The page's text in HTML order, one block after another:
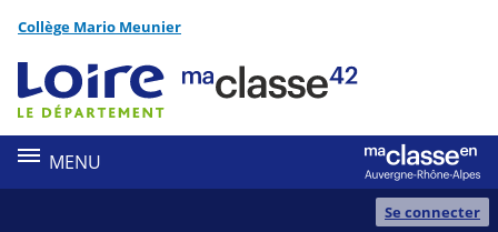
Menu de la rubrique
Contenu
Collège Mario Meunier
MENU
Se connecter